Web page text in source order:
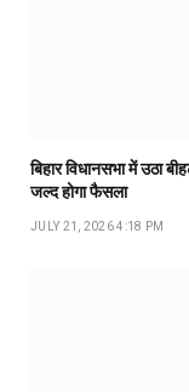
बिहार विधानसभा में उठा
जल्द होगा फैसला
JULY 21, 2026 4:18 PM